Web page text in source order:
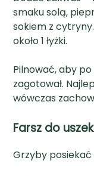
smaku solą,
sokiem z
około 1 łyżki.
Pilnować, aby
zagotował.
wówczas
Farsz do uszek
Grzyby